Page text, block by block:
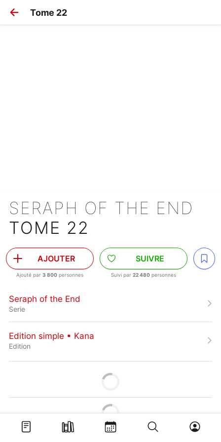
Tome 22
SERAPH OF THE END
TOME 22
AJOUTER
Ajouté par 3 800 personnes
SUIVRE
Suivi par 22 480 personnes
Seraph of the End
Serie
Edition simple • Kana
Edition